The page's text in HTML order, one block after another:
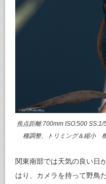
焦点距離:700mm ISO:500
種調整、トリミング＆縮小
関東南部では天気の良い日
はり、カメラを持って野鳥